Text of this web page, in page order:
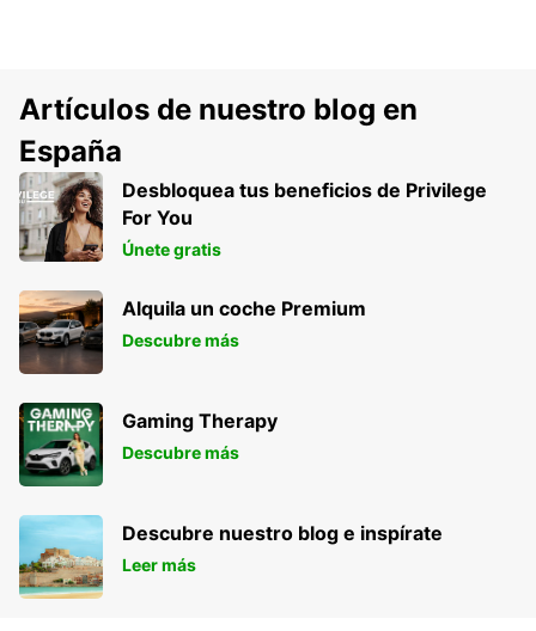
Artículos de nuestro blog en
España
Desbloquea tus beneficios de Privilege
For You
Únete gratis
Alquila un coche Premium
Descubre más
Gaming Therapy
Descubre más
Descubre nuestro blog e inspírate
Leer más